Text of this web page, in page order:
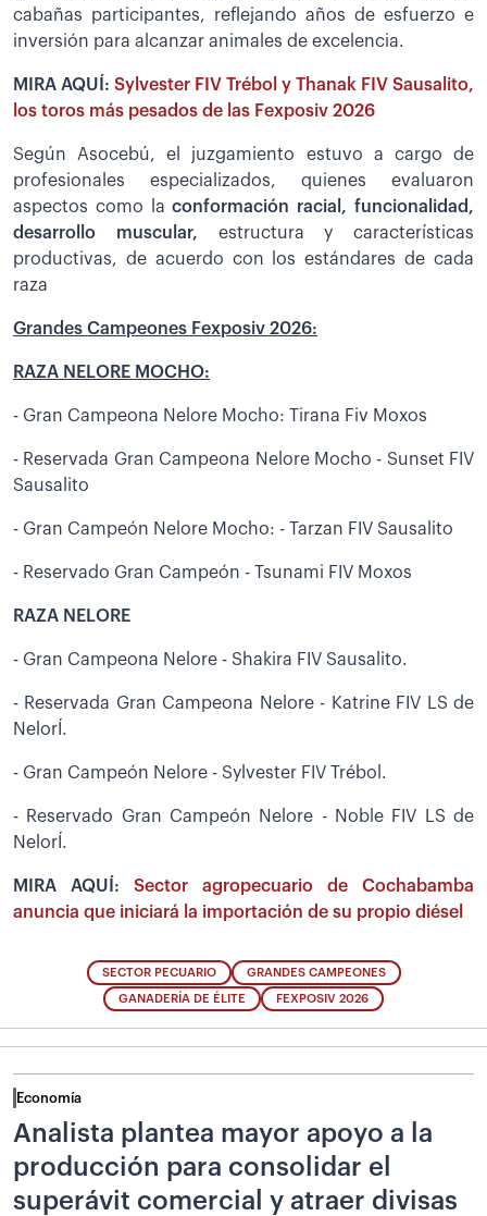
cabañas participantes, reflejando años de esfuerzo e
inversión para alcanzar animales de excelencia.
MIRA AQUÍ: Sylvester FIV Trébol y Thanak FIV Sausalito,
los toros más pesados de las Fexposiv 2026
Según Asocebú, el juzgamiento estuvo a cargo de
profesionales especializados, quienes evaluaron
aspectos como laconformación racial, funcionalidad,
desarrollo muscular, estructura y características
productivas, de acuerdo con los estándares de cada
raza
Grandes Campeones Fexposiv 2026:
RAZA NELORE MOCHO:
- Gran Campeona Nelore Mocho: Tirana Fiv Moxos
- Reservada Gran Campeona Nelore Mocho - Sunset FIV
Sausalito
- Gran Campeón Nelore Mocho: - Tarzan FIV Sausalito
- Reservado Gran Campeón - Tsunami FIV Moxos
RAZA NELORE
- Gran Campeona Nelore - Shakira FIV Sausalito.
- Reservada Gran Campeona Nelore - Katrine FIV LS de
NelorÍ.
- Gran Campeón Nelore - Sylvester FIV Trébol.
- Reservado Gran Campeón Nelore - Noble FIV LS de
NelorÍ.
MIRA AQUÍ: Sector agropecuario de Cochabamba
anuncia que iniciará la importación de su propio diésel
SECTOR PECUARIO GRANDES CAMPEONES
GANADERÍA DE ÉLITE FEXPOSIV 2026
Economía
Analista plantea mayor apoyo a la
producción para consolidar el
superávit comercial y atraer divisas